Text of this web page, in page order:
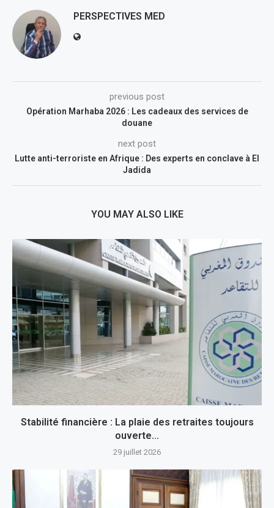
PERSPECTIVES MED
previous post
Opération Marhaba 2026 : Les cadeaux des services de
douane
next post
Lutte anti-terroriste en Afrique : Des experts en conclave à El
Jadida
YOU MAY ALSO LIKE
Stabilité financière : La plaie des retraites toujours
ouverte…
29 juillet 2026